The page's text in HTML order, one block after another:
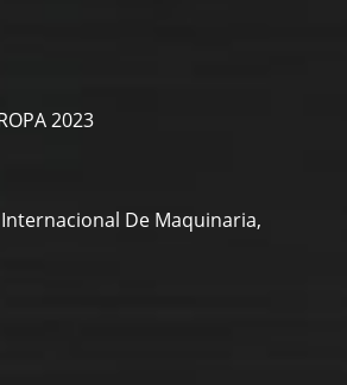
2023
Internacional De Maquinaria,